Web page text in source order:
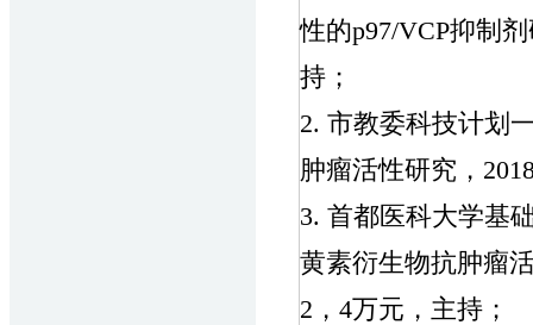
性的p97/VCP抑制
持；
2. 市教委科技计划
肿瘤活性研究，
3. 首都医科大学基
黄素衍生物抗肿瘤
2，4万元，主持；